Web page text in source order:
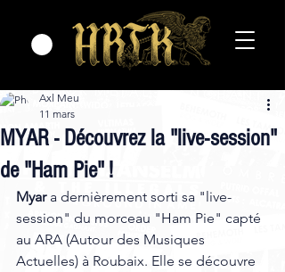
MYAR - Découvrez la "live-session"
de "Ham Pie" !
Axl Meu
11 mars
Myar a dernièrement sorti sa "live-
session" du morceau "Ham Pie" capté
au ARA (Autour des Musiques
Actuelles) à Roubaix. Elle se découvre